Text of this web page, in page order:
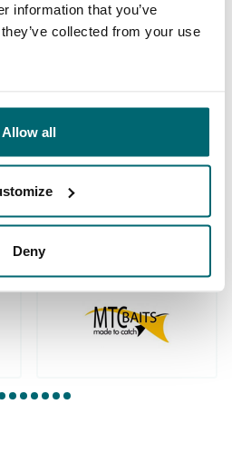
information that you’ve
collected from your use
Allow all
Deny
De grootste
community
gingen u al
voor!
3 4 5 6 7 8